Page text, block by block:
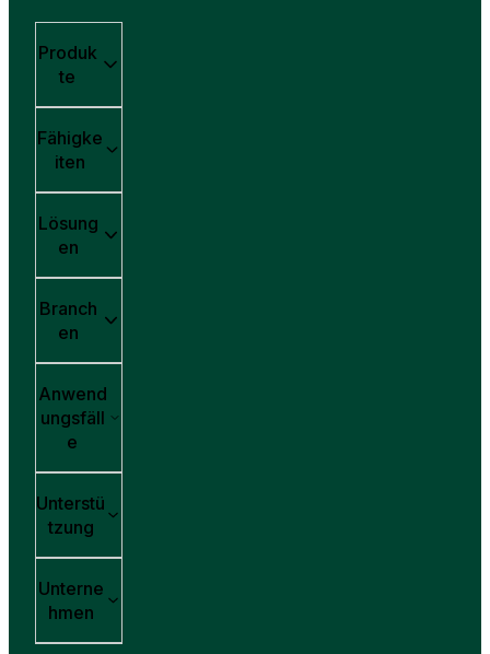
Produk
te
Fähigke
iten
Lösung
en
Branch
en
Anwend
ungsfäll
e
Unterstü
tzung
Unterne
hmen